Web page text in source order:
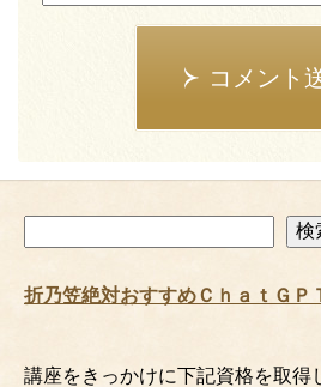
コメント
索
検
折乃笠絶対おすすめＣｈａｔＧＰ
講座をきっかけに下記資格を取得